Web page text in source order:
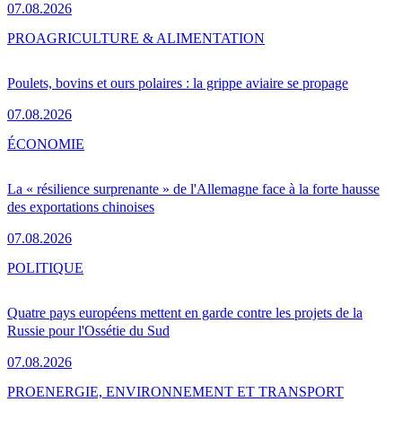
07.08.2026
Poulets, bovins et ours polaires : la grippe aviaire se propage
07.08.2026
PROAGRICULTURE & ALIMENTATION
La « résilience surprenante » de l'Allemagne face à la forte hausse
des exportations chinoises
07.08.2026
ÉCONOMIE
Quatre pays européens mettent en garde contre les projets de la
Russie pour l'Ossétie du Sud
07.08.2026
POLITIQUE
PROENERGIE, ENVIRONNEMENT ET TRANSPORT